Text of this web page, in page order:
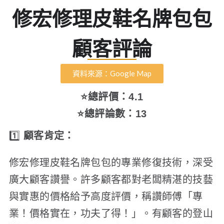
修宏修理皮鞋名牌包包
顧客評論
資料來源：Google Map
⭐總評價：4.1
⭐總評論數：13
1️⃣ 顧客肯定：
修宏修理皮鞋名牌包包的專業修復技術，深受
廣大顧客讚譽。許多顧客都對老闆精湛的技藝
與實惠的價格給予高度評價，稱讚師傅「專
業！價格實在，功夫了得！」。有顧客的登山